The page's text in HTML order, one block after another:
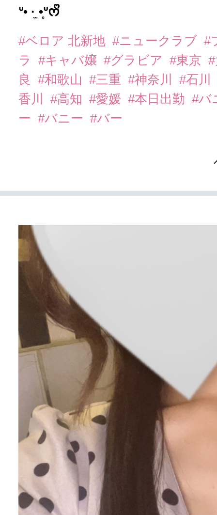
ᐡ• ·̫ •̥ᐡᰔᩚ
#ベロア 北新地 #ニュークラブ #
ラ
#キャバ嬢 #グラビア #東京
良
#和歌山 #三重 #神奈川
#石川
香川
#高知 #愛媛 #本日出勤 #バ
ー #バニー #バー